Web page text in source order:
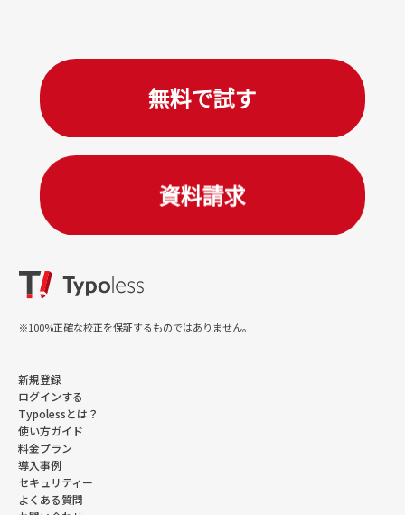
※100%正確な校正を保証するものではありません。
新規登録
ログインする
Typolessとは？
使い方ガイド
料金プラン
導入事例
セキュリティー
よくある質問